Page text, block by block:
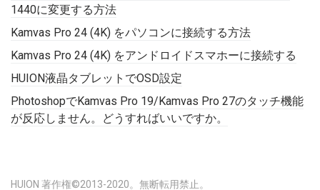
1440に変更する方法
Kamvas Pro 24 (4K) をパソコンに接続する方法
Kamvas Pro 24 (4K) をアンドロイドスマホーに接続する
HUION液晶タブレットでOSD設定
PhotoshopでKamvas Pro 19/Kamvas Pro 27のタッチ機能
が反応しません。どうすればいいですか。
HUION 著作権©2013-2020。無断転用禁止。